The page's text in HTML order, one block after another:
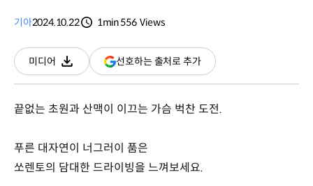
기아2024.10.22
1min556 Views
미디어
다운로드
선호하는 출처로 추가(새
창
끝없는 초원과 산맥이 이끄는 가슴 벅찬 도전.
푸른 대자연이 너그러이 품은
쏘렌토의 담대한 드라이빙을 느껴보세요.